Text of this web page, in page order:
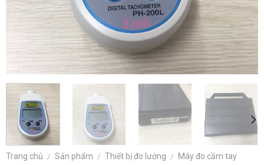
Trang chủ / Sản phẩm / Thiết bị đo lường / Máy đo cầm tay